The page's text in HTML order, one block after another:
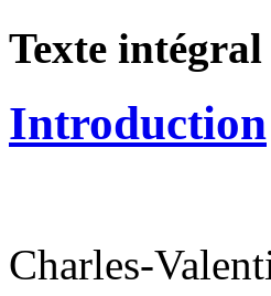
Texte intégral
Introduction
Charles-